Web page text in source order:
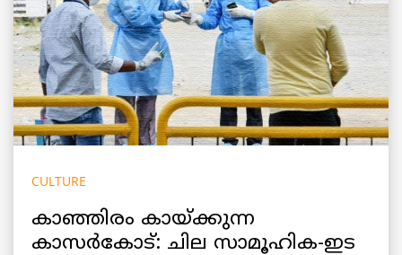
CULTURE
കാഞ്ഞിരം കായ്ക്കുന്ന
കാസർകോട്: ചില സാമൂഹിക-ഇട